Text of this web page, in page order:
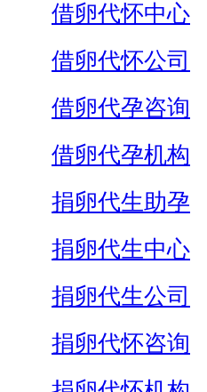
借卵代怀中心
借卵代怀公司
借卵代孕咨询
借卵代孕机构
捐卵代生助孕
捐卵代生中心
捐卵代生公司
捐卵代怀咨询